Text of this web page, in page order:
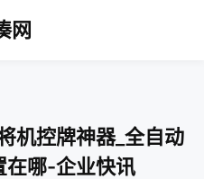
网
机控牌神器_全自动
在哪-企业快讯